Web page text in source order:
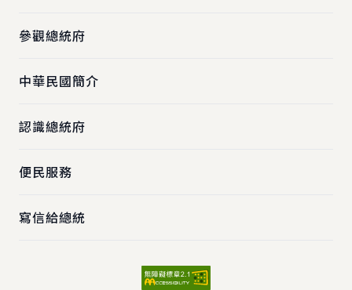
參觀總統府
中華民國簡介
認識總統府
便民服務
寫信給總統